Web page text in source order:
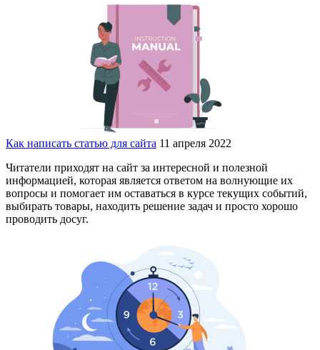
Как написать статью для сайта 11 апреля 2022
Читатели приходят на сайт за интересной и полезной
информацией, которая является ответом на волнующие их
вопросы и помогает им оставаться в курсе текущих событий,
выбирать товары, находить решение задач и просто хорошо
проводить досуг.